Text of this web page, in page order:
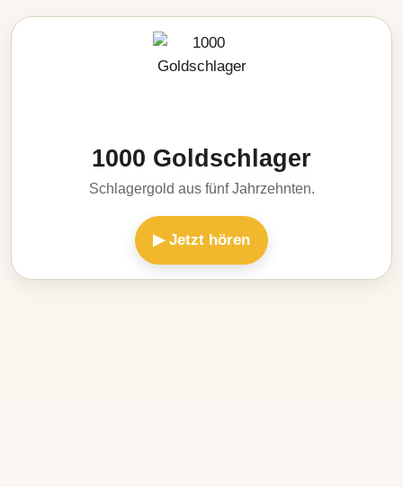
1000 Goldschlager
Schlagergold aus fünf Jahrzehnten.
▶ Jetzt hören